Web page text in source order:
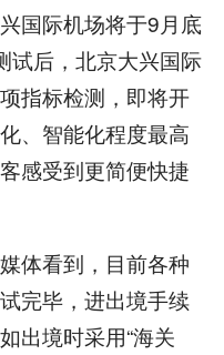
际机场将于9月底
试后，北京大兴国际
指标检测，即将开
、智能化程度最高
感受到更简便快捷
看到，目前各种
完毕，进出境手续
出境时采用“海关